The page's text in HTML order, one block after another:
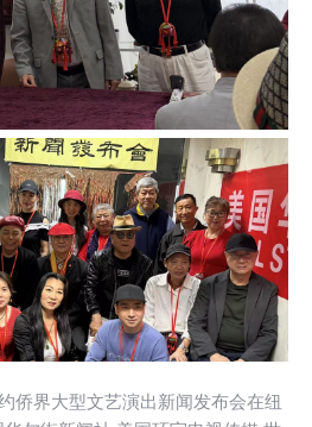
侨界大型文艺演出新闻发布会在纽